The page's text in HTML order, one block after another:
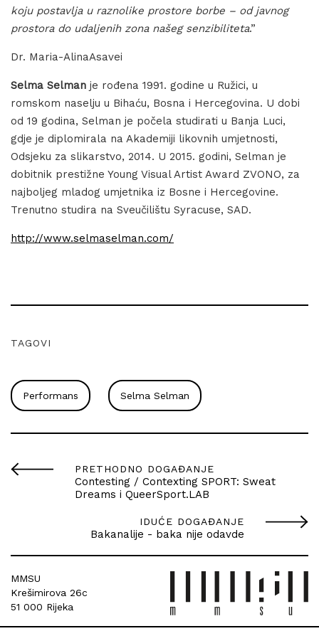
koju postavlja u raznolike prostore borbe – od javnog
prostora do udaljenih zona našeg senzibiliteta.”
Dr. Maria-AlinaAsavei
Selma Selman je rođena 1991. godine u Ružici, u
romskom naselju u Bihaću, Bosna i Hercegovina. U dobi
od 19 godina, Selman je počela studirati u Banja Luci,
gdje je diplomirala na Akademiji likovnih umjetnosti,
Odsjeku za slikarstvo, 2014. U 2015. godini, Selman je
dobitnik prestižne Young Visual Artist Award ZVONO, za
najboljeg mladog umjetnika iz Bosne i Hercegovine.
Trenutno studira na Sveučilištu Syracuse, SAD.
http://www.selmaselman.com/
TAGOVI
Performans Selma Selman
PRETHODNO DOGAĐANJE
Contesting / Contexting SPORT: Sweat
Dreams i QueerSport.LAB
IDUĆE DOGAĐANJE
Bakanalije - baka nije odavde
MMSU
Krešimirova 26c
51 000 Rijeka